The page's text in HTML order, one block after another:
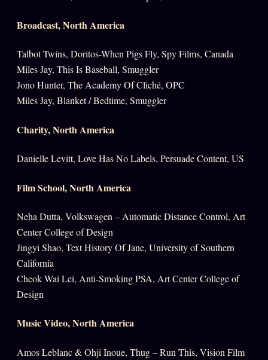
Broadcast, North America
Talbot Twins, Doritos-When Pigs Fly, Spy Films, Canada
Miles Jay, This Is Baseball, Smuggler
Jono Hunter, The Academy Of Cliché, OPC
Miles Jay, Blanket / Bedtime, Smuggler
Charity, North America
Danielle Levitt, Love Has No Labels, Persuade Content, US
Film School, North America
Neha Dutta, Volkswagen – Automatic Distance Control, Art
Center College of Design
Jingyi Shao, Text History Of Jane, University of Southern
California
Cheok Wai Lei, Anti-Smoking PSA, Art Center College of
Design
Music Video, North America
Amos Leblanc & Ohji Inoue, Thug – Run This, Vision Film